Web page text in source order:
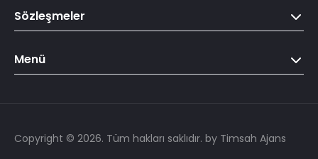
Sözleşmeler
Menü
Copyright © 2026. Tüm hakları saklıdır. by Timsah Ajans